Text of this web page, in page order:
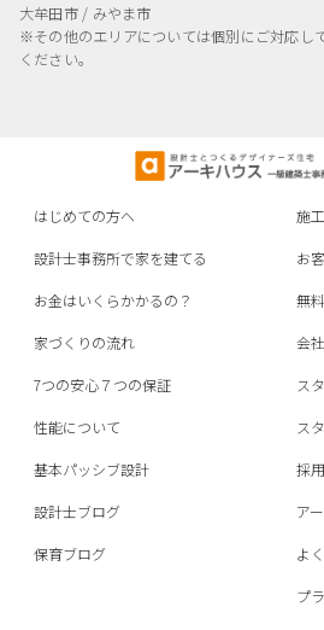
大牟田市 / みやま市
※その他のエリアについては個別にご対応し
ください。
はじめての方へ
設計士事務所で家を建てる
お金はいくらかかるの？
家づくりの流れ
7つの安心７つの保証
性能について
基本パッシブ設計
設計士ブログ
保育ブログ
施
お
無
会
ス
ス
採
ア
よ
プ